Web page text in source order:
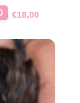
€18,00